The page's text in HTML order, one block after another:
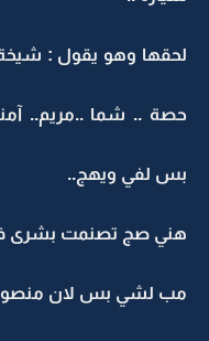
لحقها وهو يقول :
حصة .. شما ..مريم..
بس لفي ويهج..
هني صج تصنمت بشرى
مب لشي بس لان منصور